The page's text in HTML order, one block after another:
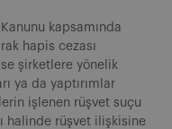
kapsamında
hapis cezası
şirketlere yönelik
ya da yaptırımlar
işlenen rüşvet suçu
halinde rüşvet ilişkisine